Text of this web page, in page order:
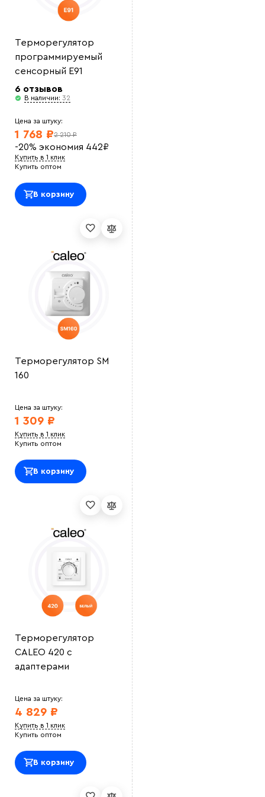
Терморегулятор
программируемый
сенсорный E91
6 отзывов
В наличии: 32
Цена за штуку:
2 210 ₽
1 768 ₽
-20% экономия 442₽
Купить в 1 клик
Купить оптом
В корзину
Терморегулятор SM
160
Цена за штуку:
1 309 ₽
Купить в 1 клик
Купить оптом
В корзину
Терморегулятор
CALEO 420 с
адаптерами
Цена за штуку:
4 829 ₽
Купить в 1 клик
Купить оптом
В корзину